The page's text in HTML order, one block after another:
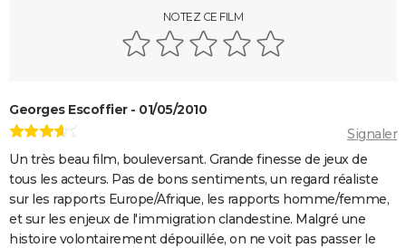
Adieu Les Cons : synopsis, critique, César, âge, bande-
annonce, avis...
On sourit pour la photo
La Grande Vadrouille : Louis de Funès s'est entraîné
pendant trois mois pour cette scène qui ne dure
pourtant que quelques minutes
Le diable s'habille en Prada 2 : le film aura-t-il droit à
une suite ?
NOTEZ CE FILM
Georges Escoffier - 01/05/2010
Signaler
Un très beau film, bouleversant. Grande finesse de jeux de
tous les acteurs. Pas de bons sentiments, un regard réaliste
sur les rapports Europe/Afrique, les rapports homme/femme,
et sur les enjeux de l'immigration clandestine. Malgré une
histoire volontairement dépouillée, on ne voit pas passer le